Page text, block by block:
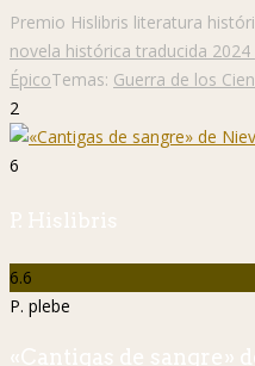
Premio Hislibris literatura
novela histórica traducida 2024
ÉpicoTemas: Guerra de los
2
6
P. Hislibris
6.6
P. plebe
«Cantigas de sangre»